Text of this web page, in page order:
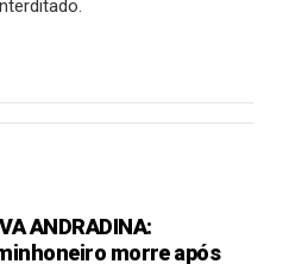
ANDRADINA:
morre após